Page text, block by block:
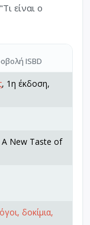
είναι ο
ISBD
, 1η έκδοση,
A New Taste of
δοκίμια,